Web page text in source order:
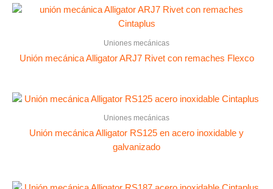
Uniones mecánicas
Unión mecánica Alligator ARJ7 Rivet con remaches Flexco
Uniones mecánicas
Unión mecánica Alligator RS125 en acero inoxidable y
galvanizado